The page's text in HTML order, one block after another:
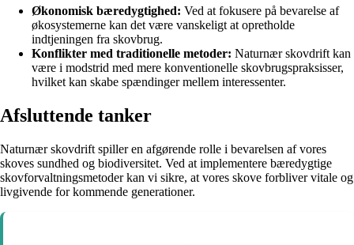
Økonomisk bæredygtighed: Ved at fokusere på bevarelse af
økosystemerne kan det være vanskeligt at opretholde
indtjeningen fra skovbrug.
Konflikter med traditionelle metoder: Naturnær skovdrift kan
være i modstrid med mere konventionelle skovbrugspraksisser,
hvilket kan skabe spændinger mellem interessenter.
Afsluttende tanker
Naturnær skovdrift spiller en afgørende rolle i bevarelsen af vores
skoves sundhed og biodiversitet. Ved at implementere bæredygtige
skovforvaltningsmetoder kan vi sikre, at vores skove forbliver vitale og
livgivende for kommende generationer.